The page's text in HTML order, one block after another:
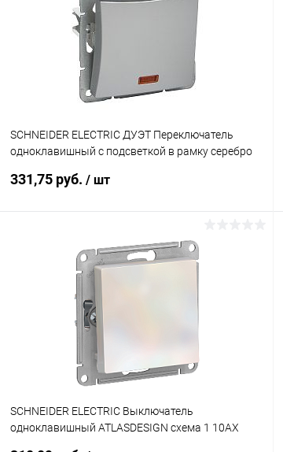
Купить в 1 клик К сравнению
В избранное В наличии
SCHNEIDER ELECTRIC ДУЭТ Переключатель
одноклавишный с подсветкой в рамку серебро
331,75 руб. / шт
В корзину
В избранное В наличии
SCHNEIDER ELECTRIC Выключатель
одноклавишный ATLASDESIGN схема 1 10АХ